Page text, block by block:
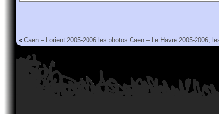
« Caen – Lorient 2005-2006 les photos Caen – Le Havre 2005-2006,